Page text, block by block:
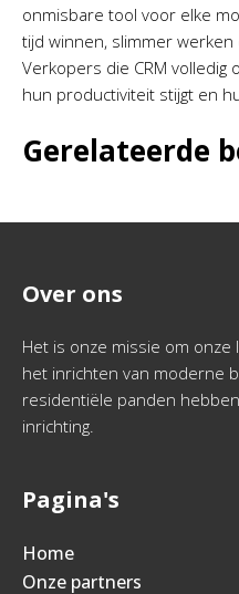
onmisbare tool voor elke
tijd winnen, slimmer
Verkopers die CRM
hun productiviteit stijgt en
Gerelateerde
Over ons
Het is onze missie om
het inrichten van moderne
residentiële panden
inrichting.
Pagina's
Home
Onze partners